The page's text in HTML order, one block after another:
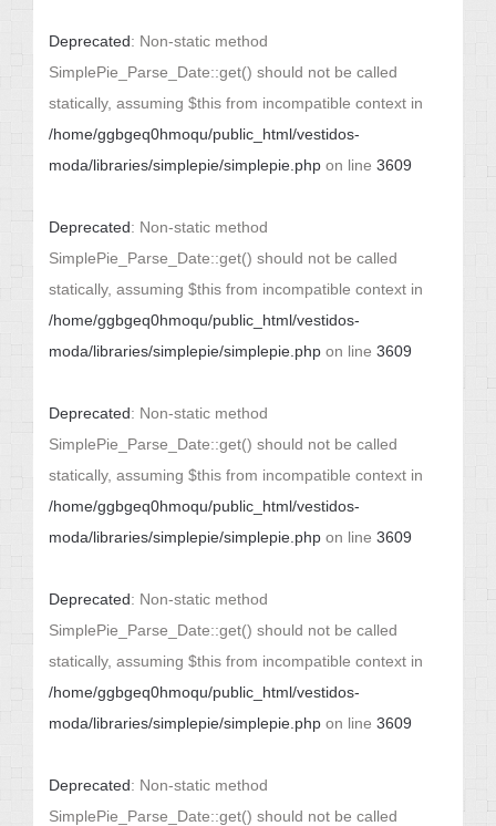
Deprecated: Non-static method
SimplePie_Parse_Date::get() should not be called
statically, assuming $this from incompatible context in
/home/ggbgeq0hmoqu/public_html/vestidos-
moda/libraries/simplepie/simplepie.php on line 3609
Deprecated: Non-static method
SimplePie_Parse_Date::get() should not be called
statically, assuming $this from incompatible context in
/home/ggbgeq0hmoqu/public_html/vestidos-
moda/libraries/simplepie/simplepie.php on line 3609
Deprecated: Non-static method
SimplePie_Parse_Date::get() should not be called
statically, assuming $this from incompatible context in
/home/ggbgeq0hmoqu/public_html/vestidos-
moda/libraries/simplepie/simplepie.php on line 3609
Deprecated: Non-static method
SimplePie_Parse_Date::get() should not be called
statically, assuming $this from incompatible context in
/home/ggbgeq0hmoqu/public_html/vestidos-
moda/libraries/simplepie/simplepie.php on line 3609
Deprecated: Non-static method
SimplePie_Parse_Date::get() should not be called